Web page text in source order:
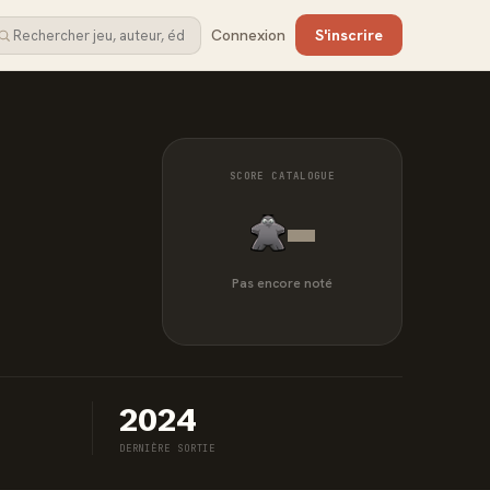
Connexion S'inscrire
SCORE CATALOGUE
-
Pas encore noté
2024
DERNIÈRE SORTIE